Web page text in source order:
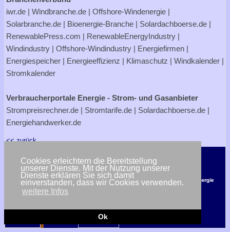
Cookies erleichtern die Bereitstellung
unserer Dienste. Mit der Nutzung unserer
Dienste erklären Sie sich damit
einverstanden, dass wir Cookies verwenden.
weitere Infos
Ok
iwr.de | Windbranche.de | Offshore-Windenergie |
Solarbranche.de | Bioenergie-Branche | Solardachboerse.de |
RenewablePress.com | RenewableEnergyIndustry |
Windindustry | Offshore-Windindustry | Energiefirmen |
Energiespeicher | Energieeffizienz | Klimaschutz | Windkalender |
Stromkalender
Verbraucherportale Energie - Strom- und Gasanbieter
Strompreisrechner.de | Stromtarife.de | Solardachboerse.de |
Energiehandwerker.de
<< zurück